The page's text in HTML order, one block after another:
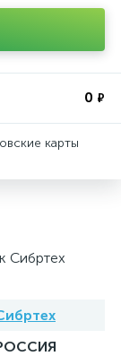
0 ₽
карты
Сибртех